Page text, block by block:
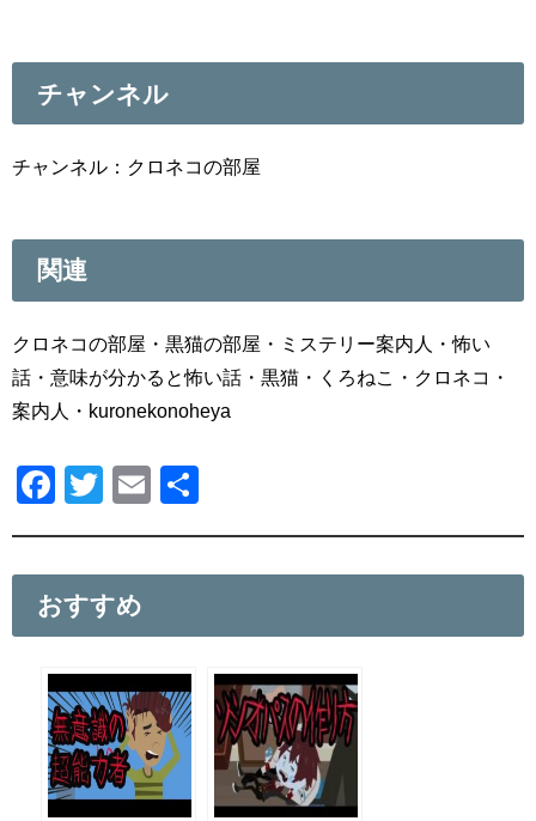
チャンネル
チャンネル：クロネコの部屋
関連
クロネコの部屋・黒猫の部屋・ミステリー案内人・怖い
話・意味が分かると怖い話・黒猫・くろねこ・クロネコ・
案内人・kuronekonoheya
F
e
b
o
o
k
T
er
E
おすすめ